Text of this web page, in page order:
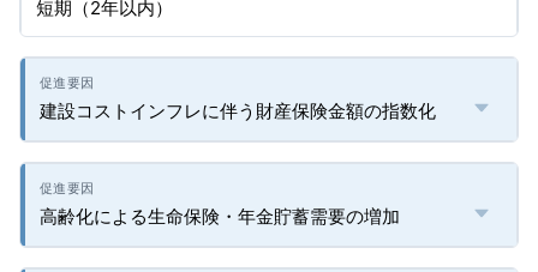
短期（2年以内）
建設コストインフレに伴う財産保険金額の指数化
高齢化による生命保険・年金貯蓄需要の増加